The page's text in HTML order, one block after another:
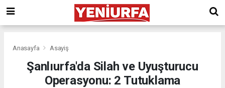
Anasayfa Asayiş
Şanlıurfa'da Silah ve Uyuşturucu
Operasyonu: 2 Tutuklama